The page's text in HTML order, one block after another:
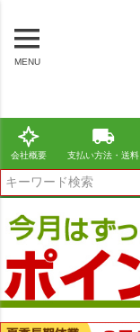
MENU
会社概要 支払い方法・送料